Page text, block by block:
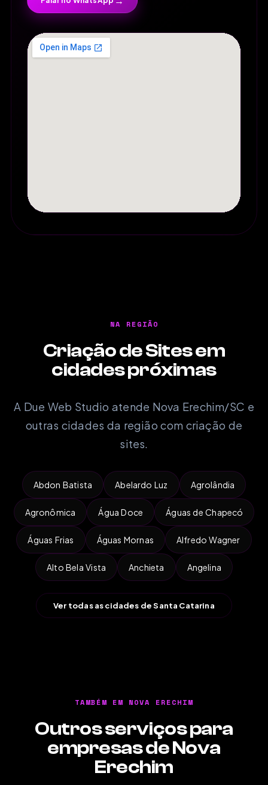
NA REGIÃO
Criação de Sites em
cidades próximas
A Due Web Studio atende Nova Erechim/SC e
outras cidades da região com criação de
sites.
Abdon Batista Abelardo Luz Agrolândia
Agronômica Água Doce Águas de Chapecó
Águas Frias Águas Mornas Alfredo Wagner
Alto Bela Vista Anchieta Angelina
Ver todas as cidades de Santa Catarina
TAMBÉM EM NOVA ERECHIM
Outros serviços para
empresas de Nova
Erechim